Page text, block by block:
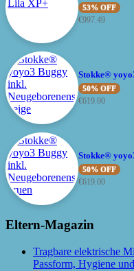
53% OFF
€997.49
Stokke®
50% OFF
€619.00
Stokke®
50% OFF
€619.00
Eltern-Magazin
Tragbare elektrische
Passform, Hygiene